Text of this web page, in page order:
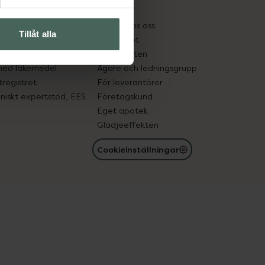
Tillåt alla
in gammal medicin
läkemedel
expertstöd, EES
Pressrum
Jobba hos oss
Hållbarhet
Samarbeten
Ägare och ledningsgrupp
För leverantörer
Företagskund
Eget apotek
Glädjeeffekten
Cookieinställningar